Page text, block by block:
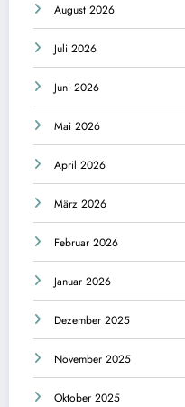
August 2026
Juli 2026
Juni 2026
Mai 2026
April 2026
März 2026
Februar 2026
Januar 2026
Dezember 2025
November 2025
Oktober 2025